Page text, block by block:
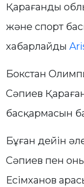
Қарағанды
және спорт
хабарлайды
Бокстан
Сәпиев
басқармасын
Бұған дейін
Сәпиев пен
Есімханов